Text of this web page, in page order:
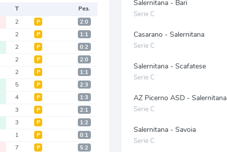
Т
Рез.
2 Р 2:0
2 Р 1:1
2 Р 0:2
2 Р 2:0
2 Р 1:1
5 Р 2:3
4 Р 1:3
3 Р 2:1
3 Р 1:2
1 Р 0:1
7 Р 5:2
Salernitana - Bari
Serie C
Casarano - Salernitana
Serie C
Salernitana - Scafatese
Serie C
AZ Picerno ASD - Salernitana
Serie C
Salernitana - Savoia
Serie C